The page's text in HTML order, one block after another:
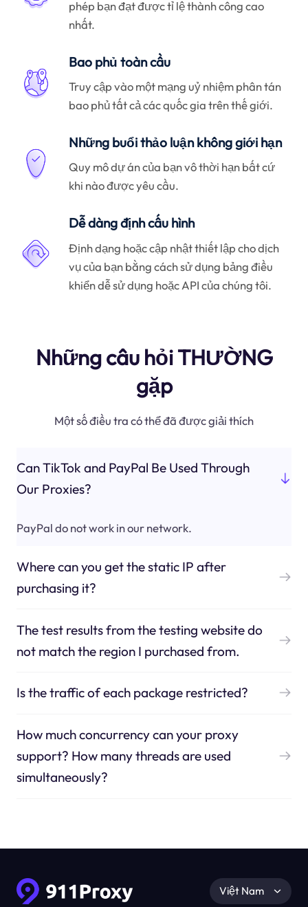
phép bạn đạt được tỉ lệ thành công cao
nhất.
Bao phủ toàn cầu
Truy cập vào một mạng uỷ nhiệm phân tán
bao phủ tất cả các quốc gia trên thế giới.
Những buổi thảo luận không giới hạn
Quy mô dự án của bạn vô thời hạn bất cứ
khi nào được yêu cầu.
Dễ dàng định cấu hình
Định dạng hoặc cập nhật thiết lập cho dịch
vụ của bạn bằng cách sử dụng bảng điều
khiển dễ sử dụng hoặc API của chúng tôi.
Những câu hỏi THƯỜNG
gặp
Một số điều tra có thể đã được giải thích
Can TikTok and PayPal Be Used Through
Our Proxies?
PayPal do not work in our network.
Where can you get the static IP after
purchasing it?
The test results from the testing website do
not match the region I purchased from.
Is the traffic of each package restricted?
How much concurrency can your proxy
support? How many threads are used
simultaneously?
Việt Nam